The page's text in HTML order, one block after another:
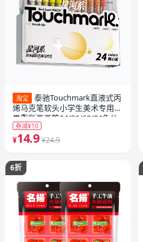
淘宝
泰驰Touchmark直液式丙
烯马克笔软头小学生美术专用浓
墨重彩画画笔24/36/60/84色儿
童可水洗幼儿园水彩笔礼物
券减¥10
¥14.9 ¥24.9
6折